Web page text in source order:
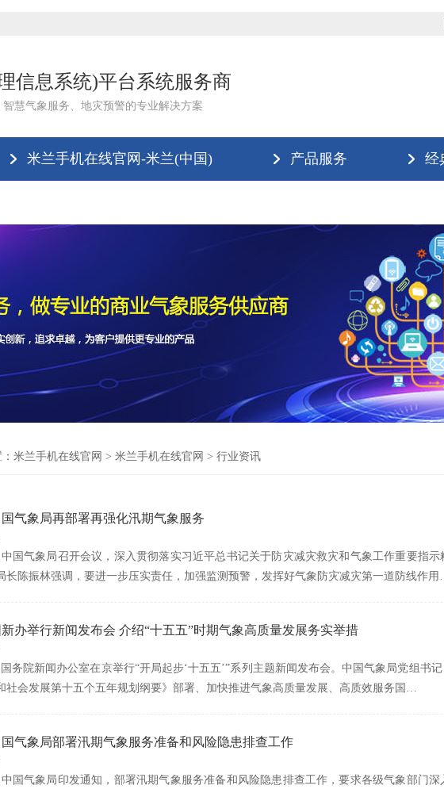
信息系统)平台系统服务商
慧气象服务、地灾预警的专业解决方案
米兰手机在线官网-米兰(中国) 产品服务 经
米兰手机在线官网 > 米兰手机在线官网 > 行业资讯
气象局再部署再强化汛期气象服务
中国气象局召开会议，深入贯彻落实习近平总书记关于防灾减灾救灾和气象工作重要指
长陈振林强调，要进一步压实责任，加强监测预警，发挥好气象防灾减灾第一道防线作
办举行新闻发布会 介绍“十五五”时期气象高质量发展务实举措
务院新闻办公室在京举行“开局起步‘十五五’”系列主题新闻发布会。中国气象局党组书
社会发展第十五个五年规划纲要》部署、加快推进气象高质量发展、高质效服务国…
气象局部署汛期气象服务准备和风险隐患排查工作
中国气象局印发通知，部署汛期气象服务准备和风险隐患排查工作，要求各级气象部门